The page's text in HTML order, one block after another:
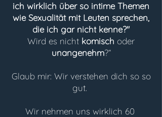
ich wirklich über so intime Themen
wie Sexualität mit Leuten sprechen,
die ich gar nicht kenne?"
Wird es nicht komisch oder
unangenehm?“
Glaub mir: Wir verstehen dich so so
gut.
Wir nehmen uns wirklich 60